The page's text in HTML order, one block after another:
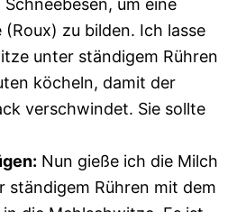
zu bilden. Ich lasse
unter ständigem Rühren
köcheln, damit der
verschwindet. Sie sollte
Nun gieße ich die Milch
ständigem Rühren mit dem